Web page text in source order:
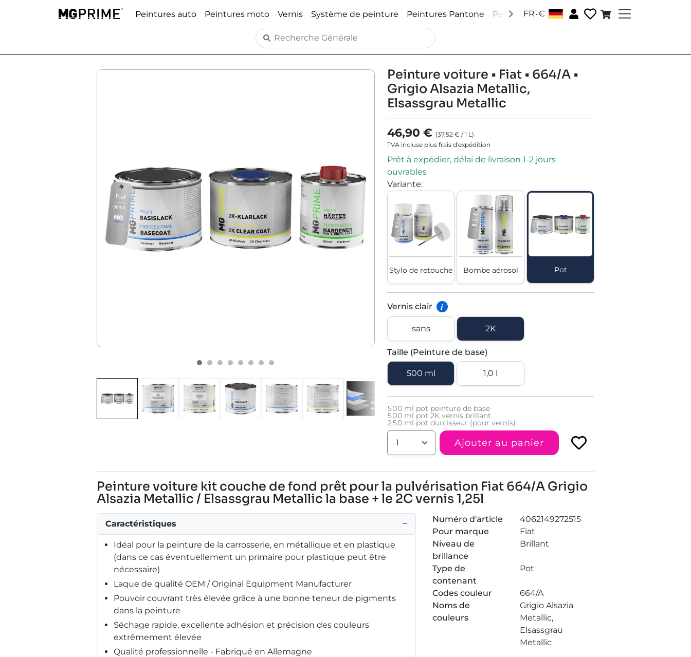
Peintures auto Peintures moto Vernis Système de peinture Peintures Pantone Peintures RAL Peintures spéciales
FR .€
Peinture voiture • Fiat • 664/A •
Grigio Alsazia Metallic,
Elsassgrau Metallic
46,90 € (37,52 € /1 L)
TVA incluse plus frais d'expédition
Prêt à expédier, délai de livraison 1-2 jours
ouvrables
Variante:
Stylo de retouche Bombe aérosol Pot
Vernis clair i
sans 2K
Taille (Peinture de base)
500 ml 1,0 l
500 ml pot peinture de base
500 ml pot 2K vernis brillant
250 ml pot durcisseur (pour vernis)
Ajouter au panier
Peinture voiture kit couche de fond prêt pour la pulvérisation Fiat 664/A Grigio
Alsazia Metallic / Elsassgrau Metallic la base + le 2C vernis 1,25l
Caractéristiques −
Idéal pour la peinture de la carrosserie, en métallique et en plastique
(dans ce cas éventuellement un primaire pour plastique peut être
nécessaire)
Laque de qualité OEM / Original Equipment Manufacturer
Pouvoir couvrant très élevée grâce à une bonne teneur de pigments
dans la peinture
Séchage rapide, excellente adhésion et précision des couleurs
extrêmement élevée
Qualité professionnelle - Fabriqué en Allemagne
Numéro d'article
4062149272515
Pour marque
Fiat
Niveau de
brillance
Brillant
Type de
contenant
Pot
Codes couleur
664/A
Noms de
couleurs
Grigio Alsazia
Metallic,
Elsassgrau
Metallic